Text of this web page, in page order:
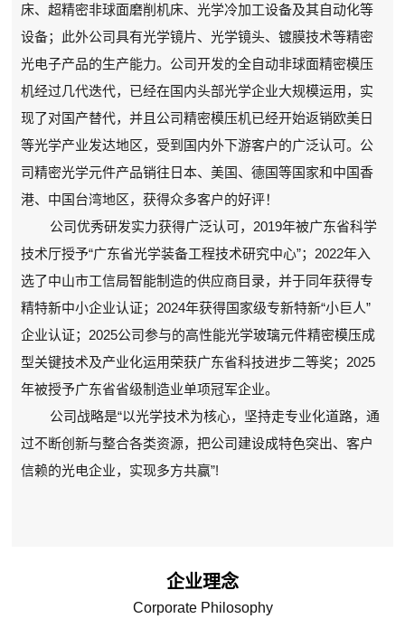
床、超精密非球面磨削机床、光学冷加工设备及其自动化等
设备；此外公司具有光学镜片、光学镜头、镀膜技术等精密
光电子产品的生产能力。公司开发的全自动非球面精密模压
机经过几代迭代，已经在国内头部光学企业大规模运用，实
现了对国产替代，并且公司精密模压机已经开始返销欧美日
等光学产业发达地区，受到国内外下游客户的广泛认可。公
司精密光学元件产品销往日本、美国、德国等国家和中国香
港、中国台湾地区，获得众多客户的好评！
公司优秀研发实力获得广泛认可，2019年被广东省科学
技术厅授予“广东省光学装备工程技术研究中心”；2022年入
选了中山市工信局智能制造的供应商目录，并于同年获得专
精特新中小企业认证；2024年获得国家级专新特新“小巨人”
企业认证；2025公司参与的高性能光学玻璃元件精密模压成
型关键技术及产业化运用荣获广东省科技进步二等奖；2025
年被授予广东省省级制造业单项冠军企业。
公司战略是“以光学技术为核心，坚持走专业化道路，通
过不断创新与整合各类资源，把公司建设成特色突出、客户
信赖的光电企业，实现多方共赢”!
企业理念
Corporate Philosophy